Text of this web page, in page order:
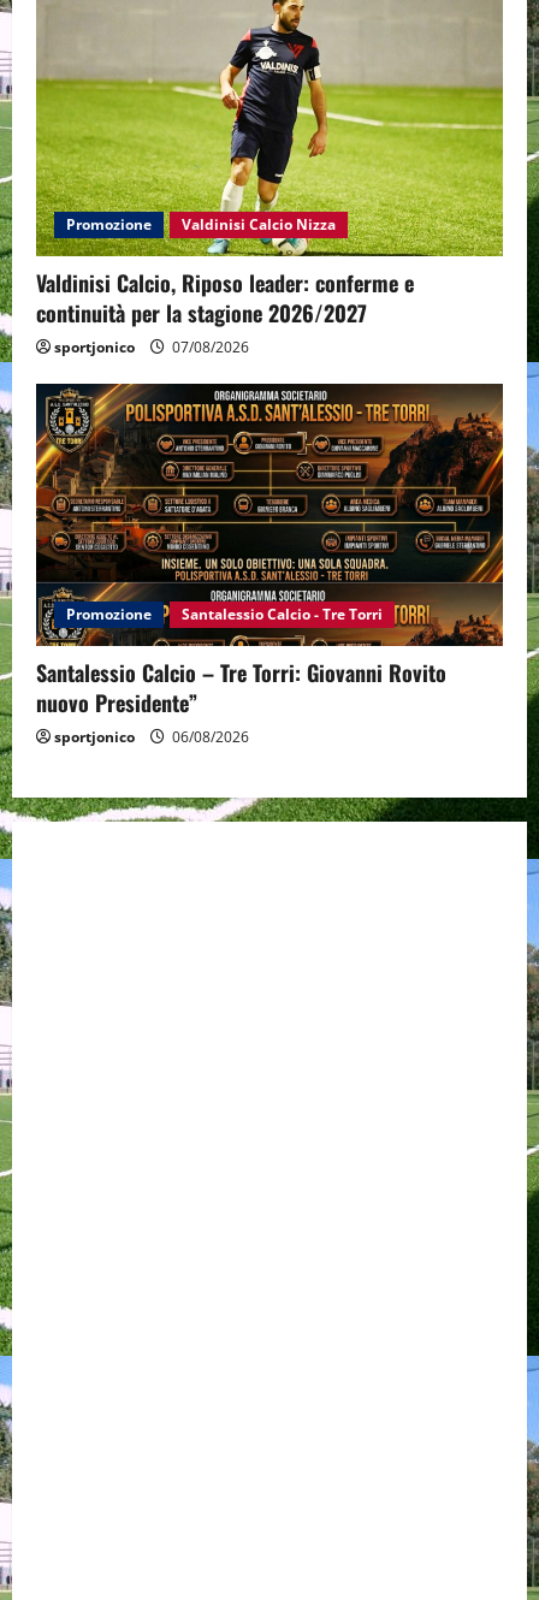
Promozione Valdinisi Calcio Nizza
Valdinisi Calcio, Riposo leader: conferme e
continuità per la stagione 2026/2027
sportjonico 07/08/2026
Promozione Santalessio Calcio - Tre Torri
Santalessio Calcio – Tre Torri: Giovanni Rovito
nuovo Presidente”
sportjonico 06/08/2026